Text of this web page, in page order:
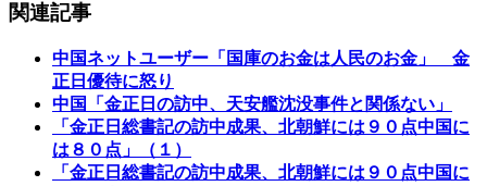
関連記事
中国ネットユーザー「国庫のお金は人民のお金」 金
正日優待に怒り
中国「金正日の訪中、天安艦沈没事件と関係ない」
「金正日総書記の訪中成果、北朝鮮には９０点中国に
は８０点」（１）
「金正日総書記の訪中成果、北朝鮮には９０点中国に